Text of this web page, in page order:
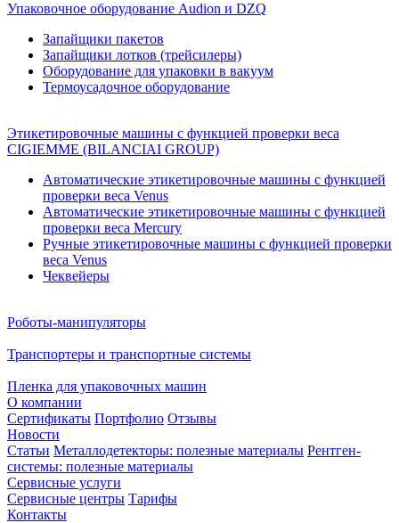
Упаковочное оборудование Audion и DZQ
Запайщики пакетов
Запайщики лотков (трейсилеры)
Оборудование для упаковки в вакуум
Термоусадочное оборудование
Этикетировочные машины с функцией проверки веса
CIGIEMME (BILANCIAI GROUP)
Автоматические этикетировочные машины с функцией
проверки веса Venus
Автоматические этикетировочные машины с функцией
проверки веса Mercury
Ручные этикетировочные машины с функцией проверки
веса Venus
Чеквейеры
Роботы-манипуляторы
Транспортеры и транспортные системы
Пленка для упаковочных машин
О компании
Сертификаты Портфолио Отзывы
Новости
Статьи Металлодетекторы: полезные материалы Рентген-
системы: полезные материалы
Сервисные услуги
Сервисные центры Тарифы
Контакты